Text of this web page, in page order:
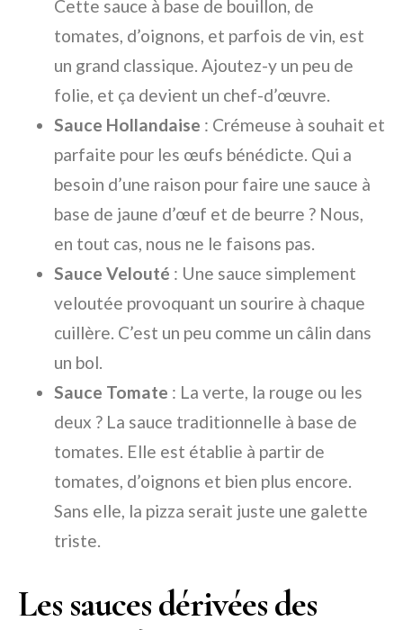
Cette sauce à base de bouillon, de
tomates, d’oignons, et parfois de vin, est
un grand classique. Ajoutez-y un peu de
folie, et ça devient un chef-d’œuvre.
Sauce Hollandaise : Crémeuse à souhait et
parfaite pour les œufs bénédicte. Qui a
besoin d’une raison pour faire une sauce à
base de jaune d’œuf et de beurre ? Nous,
en tout cas, nous ne le faisons pas.
Sauce Velouté : Une sauce simplement
veloutée provoquant un sourire à chaque
cuillère. C’est un peu comme un câlin dans
un bol.
Sauce Tomate : La verte, la rouge ou les
deux ? La sauce traditionnelle à base de
tomates. Elle est établie à partir de
tomates, d’oignons et bien plus encore.
Sans elle, la pizza serait juste une galette
triste.
Les sauces dérivées des